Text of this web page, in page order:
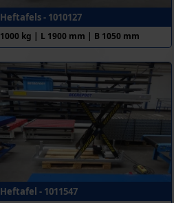
Heftafels - 1010127
1000 kg | L 1900 mm | B 1050 mm
Heftafel - 1011547